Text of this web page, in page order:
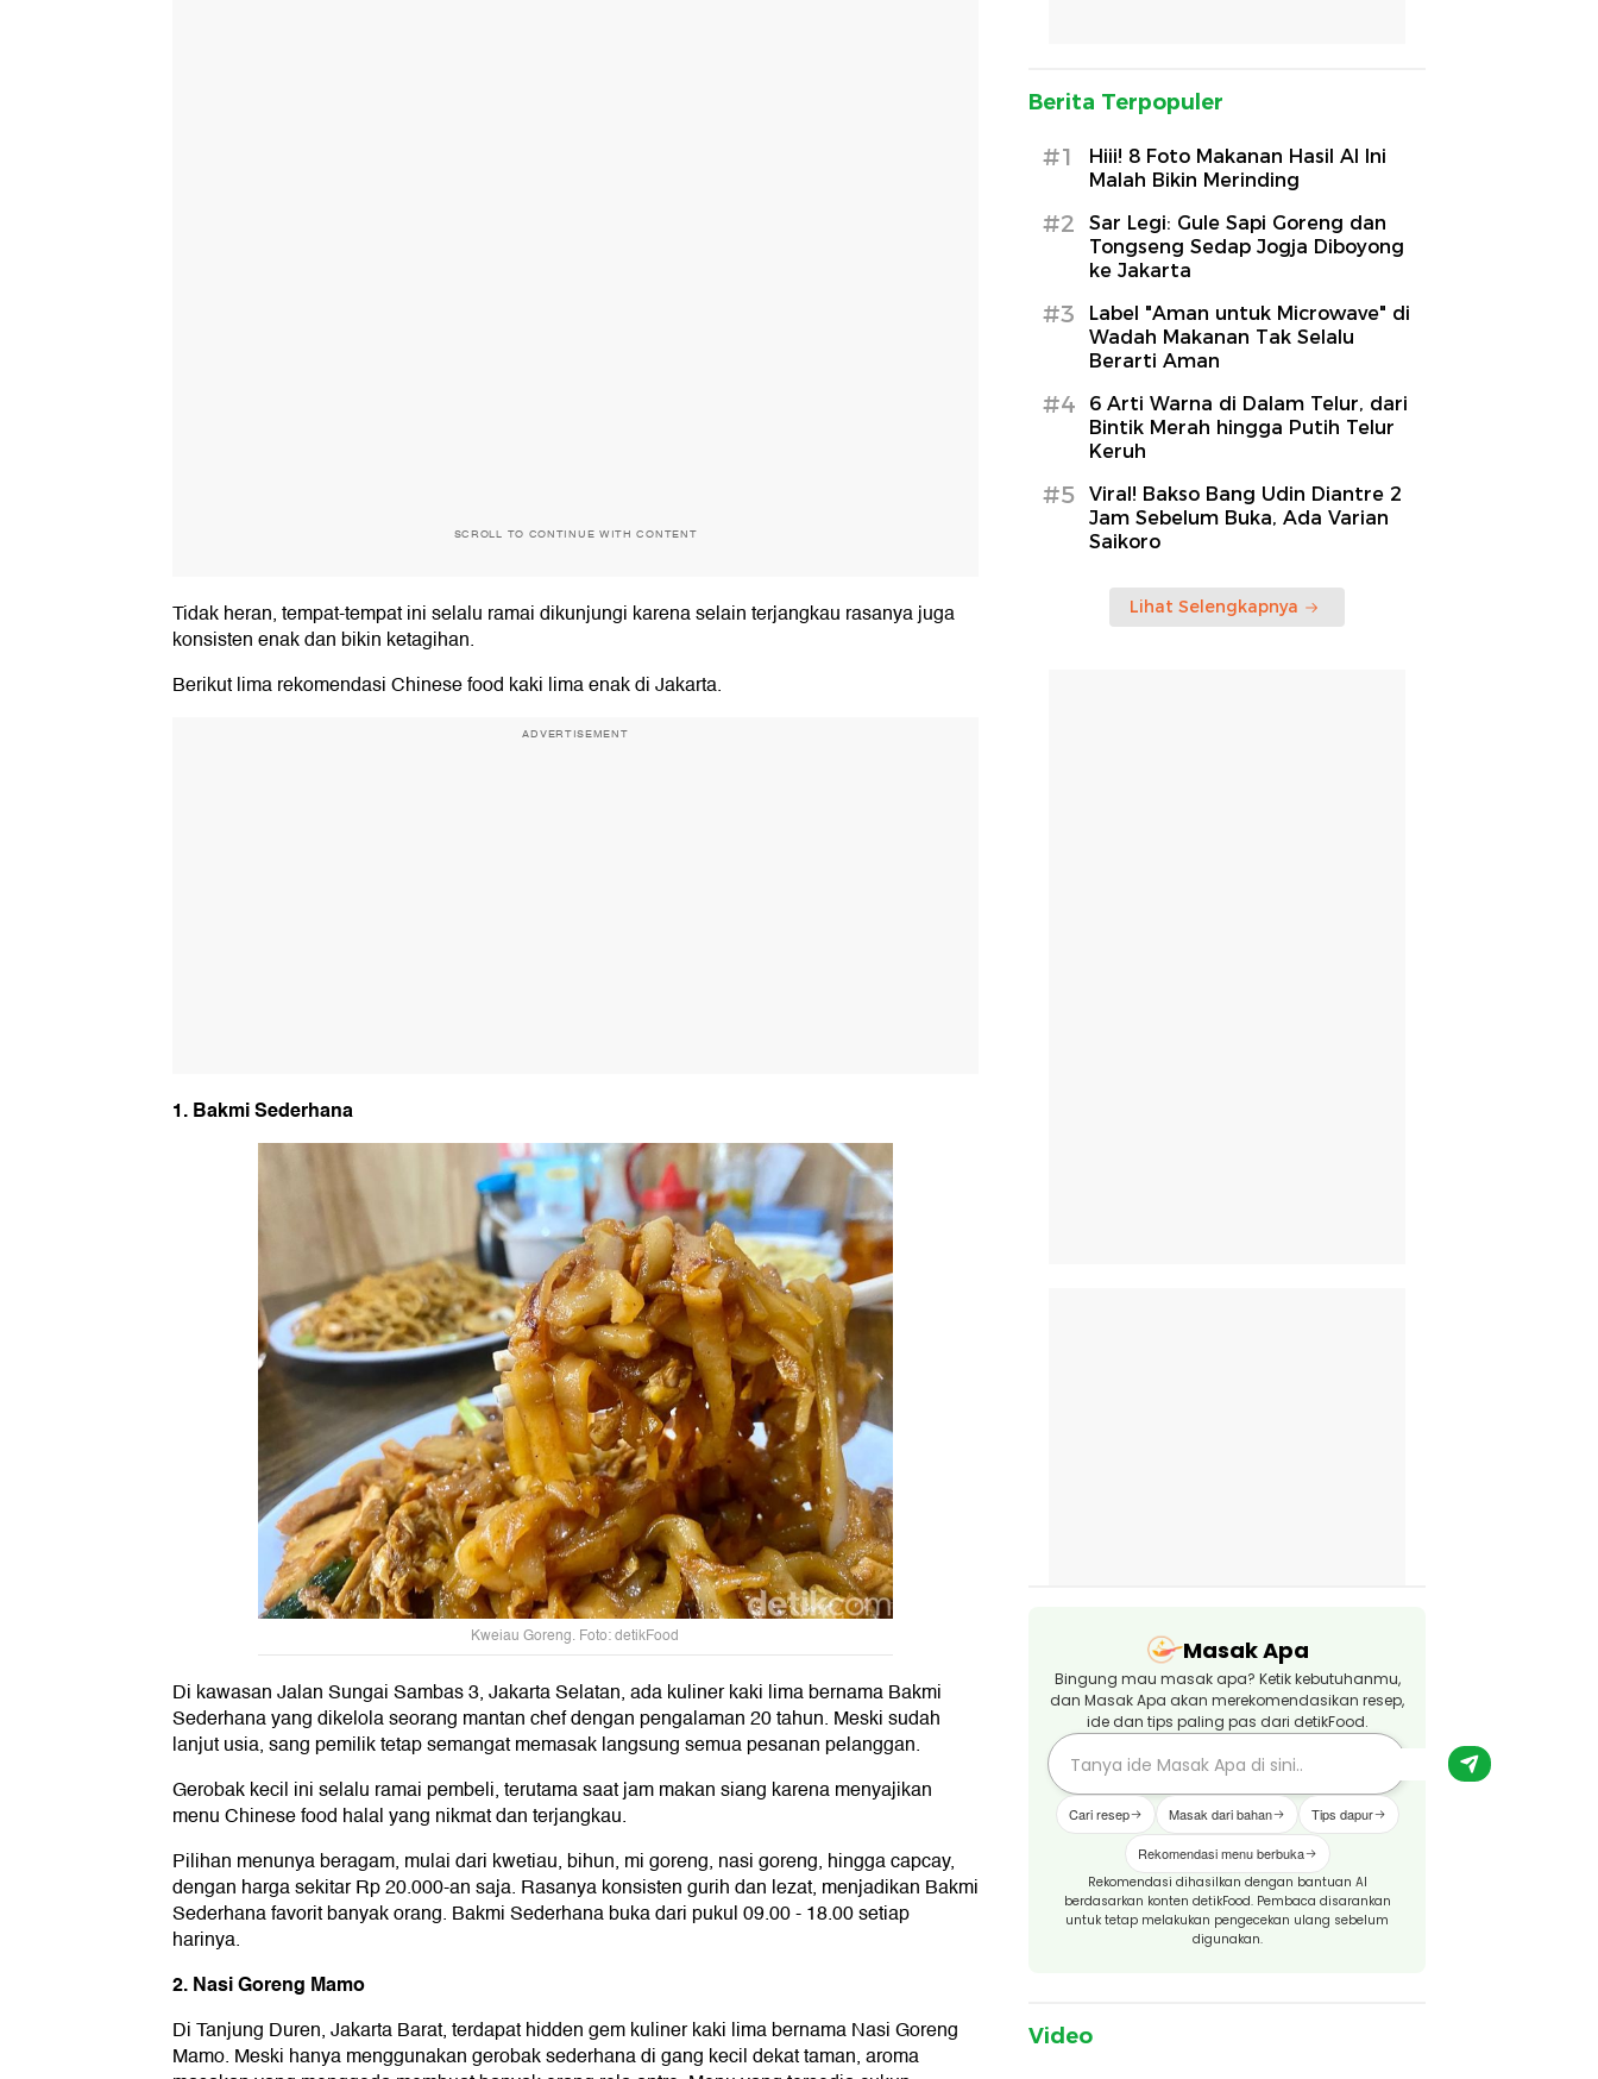
SCROLL TO CONTINUE WITH CONTENT
Tidak heran, tempat-tempat ini selalu ramai dikunjungi karena selain terjangkau rasanya juga
konsisten enak dan bikin ketagihan.
Berikut lima rekomendasi Chinese food kaki lima enak di Jakarta.
ADVERTISEMENT
1. Bakmi Sederhana
Kweiau Goreng. Foto: detikFood
Di kawasan Jalan Sungai Sambas 3, Jakarta Selatan, ada kuliner kaki lima bernama Bakmi
Sederhana yang dikelola seorang mantan chef dengan pengalaman 20 tahun. Meski sudah
lanjut usia, sang pemilik tetap semangat memasak langsung semua pesanan pelanggan.
Gerobak kecil ini selalu ramai pembeli, terutama saat jam makan siang karena menyajikan
menu Chinese food halal yang nikmat dan terjangkau.
Pilihan menunya beragam, mulai dari kwetiau, bihun, mi goreng, nasi goreng, hingga capcay,
dengan harga sekitar Rp 20.000-an saja. Rasanya konsisten gurih dan lezat, menjadikan Bakmi
Sederhana favorit banyak orang. Bakmi Sederhana buka dari pukul 09.00 - 18.00 setiap
harinya.
2. Nasi Goreng Mamo
Di Tanjung Duren, Jakarta Barat, terdapat hidden gem kuliner kaki lima bernama Nasi Goreng
Mamo. Meski hanya menggunakan gerobak sederhana di gang kecil dekat taman, aroma
Berita Terpopuler
#1
Hiii! 8 Foto Makanan Hasil AI Ini
Malah Bikin Merinding
#2
Sar Legi: Gule Sapi Goreng dan
Tongseng Sedap Jogja Diboyong
ke Jakarta
#3
Label "Aman untuk Microwave" di
Wadah Makanan Tak Selalu
Berarti Aman
#4
6 Arti Warna di Dalam Telur, dari
Bintik Merah hingga Putih Telur
Keruh
#5
Viral! Bakso Bang Udin Diantre 2
Jam Sebelum Buka, Ada Varian
Saikoro
Lihat Selengkapnya
Masak Apa
Bingung mau masak apa? Ketik kebutuhanmu,
dan Masak Apa akan merekomendasikan resep,
ide dan tips paling pas dari detikFood.
Cari resep Masak dari bahan Tips dapur
Rekomendasi menu berbuka
Rekomendasi dihasilkan dengan bantuan AI
berdasarkan konten detikFood. Pembaca disarankan
untuk tetap melakukan pengecekan ulang sebelum
digunakan.
Video